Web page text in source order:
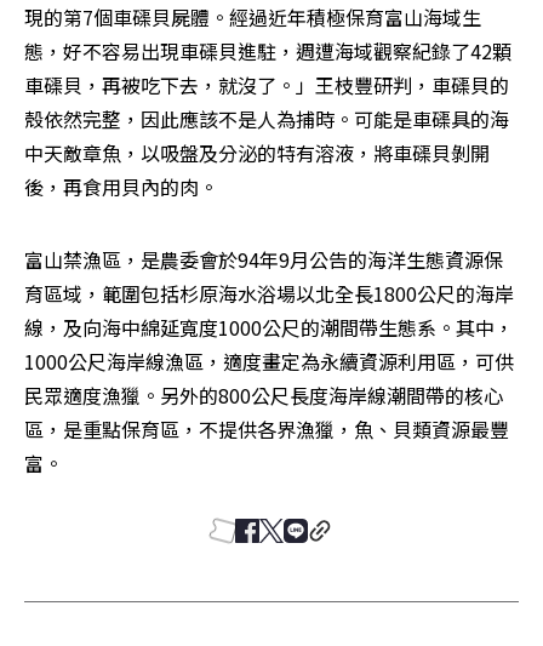
現的第7個車磲貝屍體。經過近年積極保育富山海域生
態，好不容易出現車磲貝進駐，週遭海域觀察紀錄了42顆
車磲貝，再被吃下去，就沒了。」王枝豐研判，車磲貝的
殼依然完整，因此應該不是人為捕時。可能是車磲具的海
中天敵章魚，以吸盤及分泌的特有溶液，將車磲貝剝開
後，再食用貝內的肉。
富山禁漁區，是農委會於94年9月公告的海洋生態資源保
育區域，範圍包括杉原海水浴場以北全長1800公尺的海岸
線，及向海中綿延寬度1000公尺的潮間帶生態系。其中，
1000公尺海岸線漁區，適度畫定為永續資源利用區，可供
民眾適度漁獵。另外的800公尺長度海岸線潮間帶的核心
區，是重點保育區，不提供各界漁獵，魚、貝類資源最豐
富。